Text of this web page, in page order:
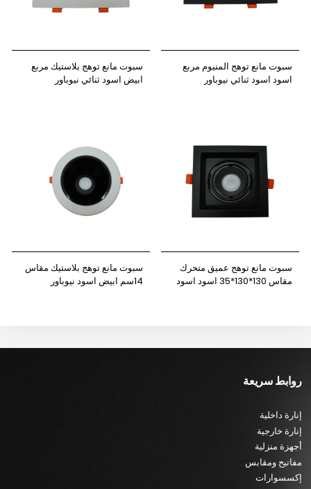
سبوت مانع توهج المنيوم مربع
اسود اسود ثنائي نيوباور
سبوت مانع توهج بلاستيك مربع
ابيض اسود ثنائي نيوباور
سبوت مانع توهج عميق متحرك
مقاس 130*130*35 اسود اسود
سبوت مانع توهج بلاستيك مقاس
14سم ابيض اسود نيوباور
روابط سريعة
إنارة داخلية
إنارة خارجية
أجهزة منزلية
مفاتيح ومقابس
إكسسوارات